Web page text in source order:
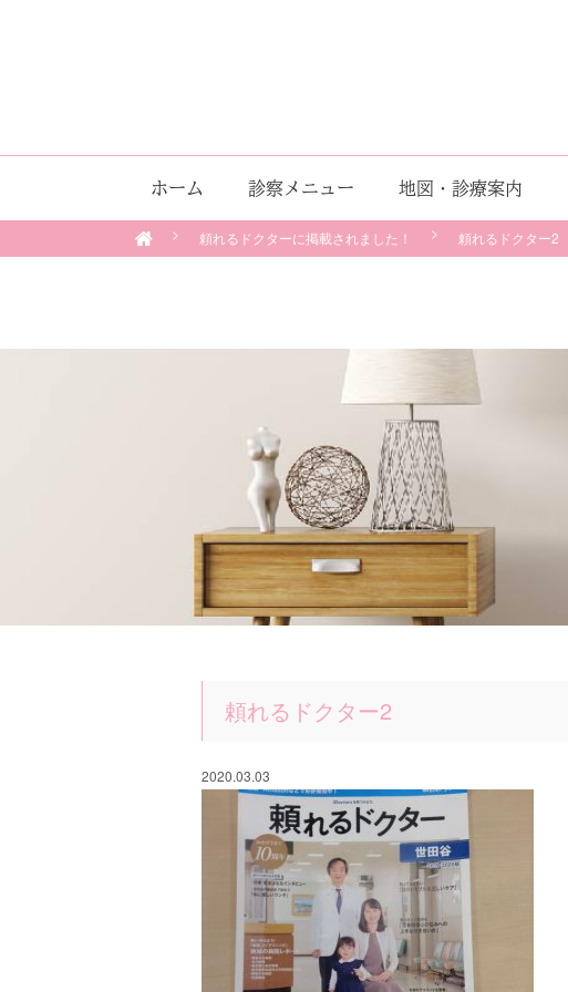
ホーム 診察メニュー 地図・診療案内
頼れるドクターに掲載されました！ 頼れるドクター2
頼れるドクター2
2020.03.03